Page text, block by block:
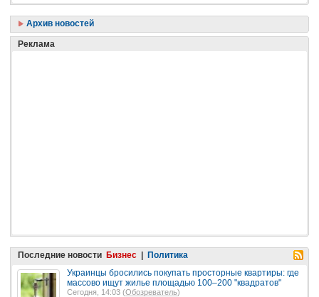
Архив новостей
Реклама
Последние новости Бизнес | Политика
Украинцы бросились покупать просторные квартиры: где
массово ищут жилье площадью 100–200 "квадратов"
Сегодня, 14:03 (Обозреватель)